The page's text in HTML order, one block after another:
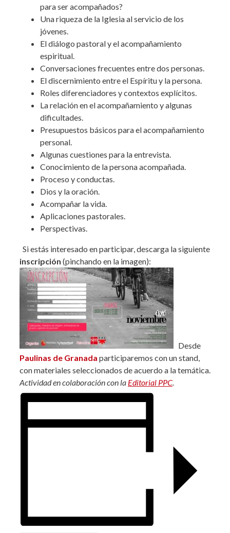
para ser acompañados?
Una riqueza de la Iglesia al servicio de los
jóvenes.
El diálogo pastoral y el acompañamiento
espiritual.
Conversaciones frecuentes entre dos personas.
El discernimiento entre el Espíritu y la persona.
Roles diferenciadores y contextos explícitos.
La relación en el acompañamiento y algunas
dificultades.
Presupuestos básicos para el acompañamiento
personal.
Algunas cuestiones para la entrevista.
Conocimiento de la persona acompañada.
Proceso y conductas.
Dios y la oración.
Acompañar la vida.
Aplicaciones pastorales.
Perspectivas.
Si estás interesado en participar, descarga la siguiente
inscripción (pinchando en la imagen):
Desde
Paulinas de Granada participaremos con un stand,
con materiales seleccionados de acuerdo a la temática.
Actividad en colaboración con la Editorial PPC.